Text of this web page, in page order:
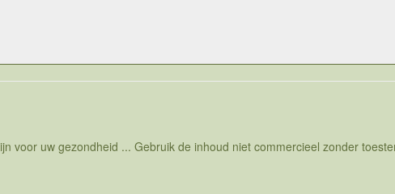
voor uw gezondheid ... Gebruik de inhoud niet commercieel zonder